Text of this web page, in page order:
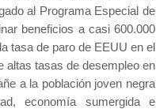
al Programa Especial de
beneficios a casi 600.000
tasa de paro de EEUU en el
altas tasas de desempleo en
a la población joven negra
economía sumergida e